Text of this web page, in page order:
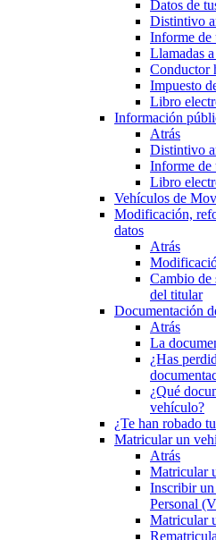
Datos de
Distintivo
Informe de
Llamadas
Conductor
Impuesto
Libro
Información
Atrás
Distintivo
Informe de
Libro
Vehículos de
Modificación,
datos
Atrás
Cambio de
del titular
Documentación
Atrás
La
¿Has
¿Qué
vehículo?
¿Te han robado
Matricular un
Atrás
Matricular
Inscribir
Personal
Matricular